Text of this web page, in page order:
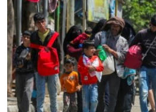
ចូល​
ទៅ​
ទំព័រ​
រចនា
សម្ព័ន្ធ​
រំលង​
និង​
ចូល​
វិទ្យុ / ផតខាសថ៍
កម្មវិធីទាំងអស់
Khmer English
បណ្តាញ​សង្គម